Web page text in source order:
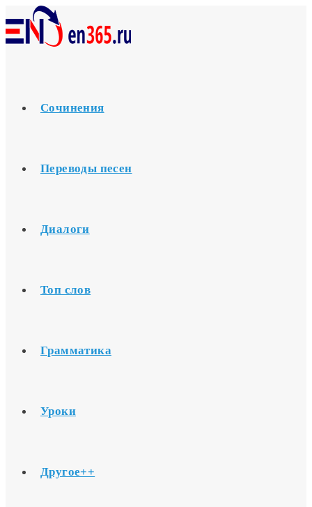
Перейти
к
Сочинения
Переводы песен
Диалоги
Топ слов
Грамматика
Уроки
Другое++